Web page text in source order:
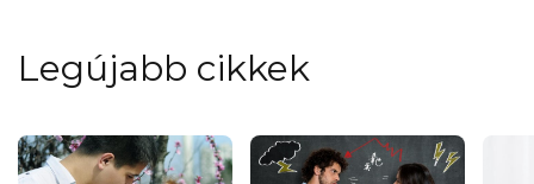
Legújabb cikkek